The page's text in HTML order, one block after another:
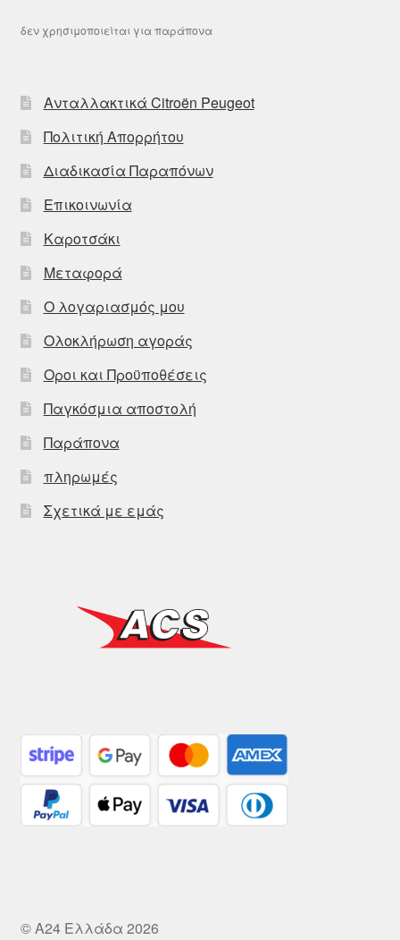
δεν χρησιμοποιείται για παράπονα
Ανταλλακτικά Citroën Peugeot
Πολιτική Απορρήτου
Διαδικασία Παραπόνων
Επικοινωνία
Καροτσάκι
Μεταφορά
Ο λογαριασμός μου
Ολοκλήρωση αγοράς
Οροι και Προϋποθέσεις
Παγκόσμια αποστολή
Παράπονα
πληρωμές
Σχετικά με εμάς
© A24 Ελλάδα 2026